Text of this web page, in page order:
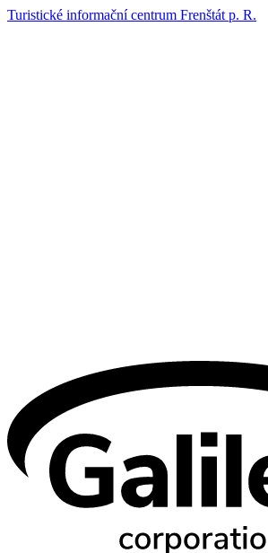
Turistické informační centrum Frenštát p. R.